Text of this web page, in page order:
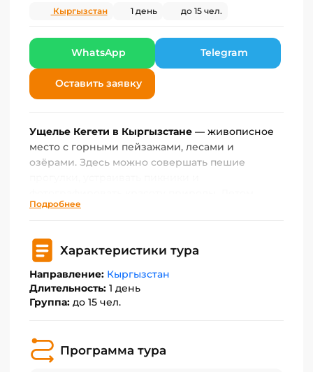
Кыргызстан 1 день до 15 чел.
WhatsApp Telegram
Оставить заявку
Ущелье Кегети в Кыргызстане — живописное
место с горными пейзажами, лесами и
озёрами. Здесь можно совершать пешие
подходит для хайкинга, а зимой — для
любое время года, и это отличное место для
приключений и релаксации.
География.Ущелье расположено к северо-
востоку от Бишкека, до него легко добраться
на автомобиле. Дорога к ущелью предлагает
долины.
Природные красоты.
Подробнее
Характеристики тура
Направление: Кыргызстан
Длительность: 1 день
Группа: до 15 чел.
Программа тура